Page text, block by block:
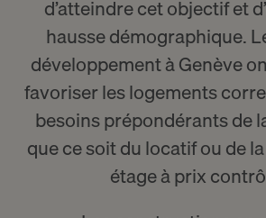
d’atteindre cet objectif et
hausse démographique.
développement à Genève
favoriser les logements
besoins prépondérants de
que ce soit du locatif ou de
étage à prix